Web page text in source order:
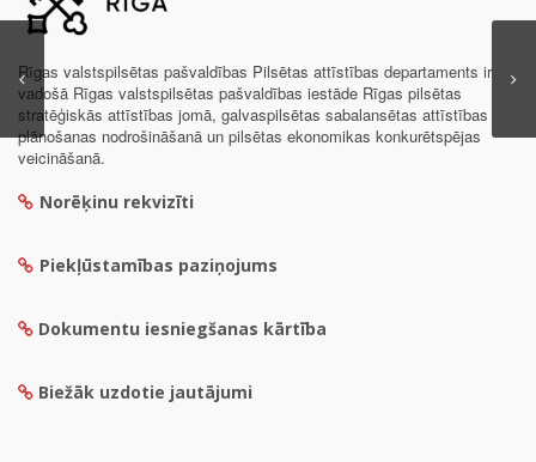
Rīgas valstspilsētas pašvaldības Pilsētas attīstības departaments ir
vadošā Rīgas valstspilsētas pašvaldības iestāde Rīgas pilsētas
stratēģiskās attīstības jomā, galvaspilsētas sabalansētas attīstības
plānošanas nodrošināšanā un pilsētas ekonomikas konkurētspējas
veicināšanā.
Norēķinu rekvizīti
Piekļūstamības paziņojums
Dokumentu iesniegšanas kārtība
Biežāk uzdotie jautājumi